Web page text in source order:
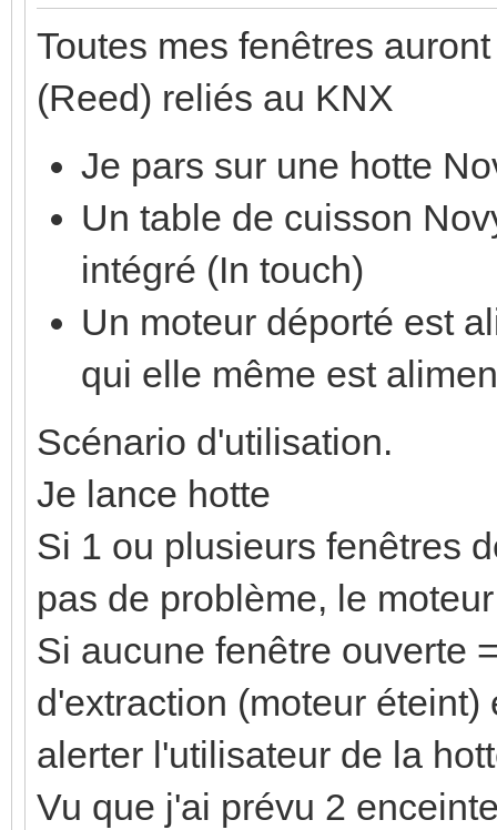
Toutes mes fenêtres
(Reed) reliés au KNX
Je pars sur une hotte
Un table de cuisson
intégré (In touch)
Un moteur déporté est
qui elle même est
Scénario d'utilisation.
Je lance hotte
Si 1 ou plusieurs fenêtres
pas de problème, le
Si aucune fenêtre ouverte
d'extraction (moteur
alerter l'utilisateur de la
Vu que j'ai prévu 2